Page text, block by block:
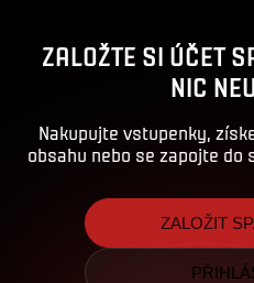
ZALOŽTE SI ÚČET
NIC
Nakupujte vstupenky,
obsahu nebo se zapojte do
ZALOŽIT